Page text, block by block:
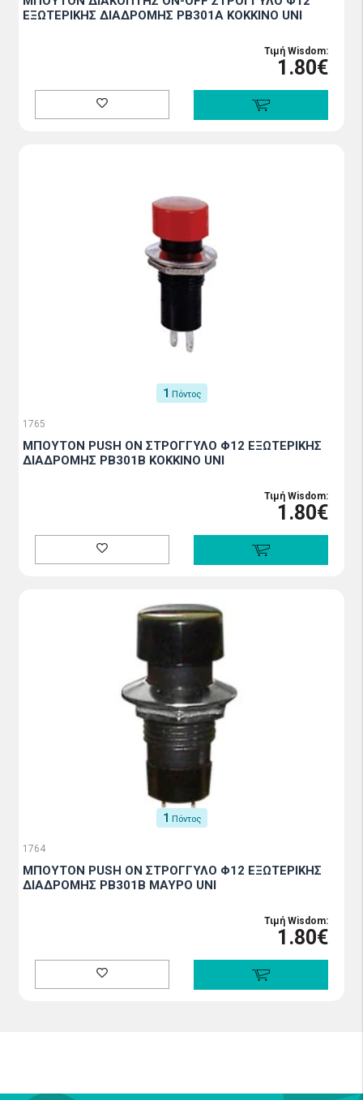
ΕΞΩΤΕΡΙΚΗΣ ΔΙΑΔΡΟΜΗΣ PB301A ΚΟΚΚΙΝΟ UNI
Τιμή Wisdom:
1.80€
1 Πόντος
1765
ΜΠΟΥΤΟΝ PUSH ON ΣΤΡΟΓΓΥΛΟ Φ12 ΕΞΩΤΕΡΙΚΗΣ
ΔΙΑΔΡΟΜΗΣ PB301B ΚΟΚΚΙΝΟ UNI
Τιμή Wisdom:
1.80€
1 Πόντος
1764
ΜΠΟΥΤΟΝ PUSH ON ΣΤΡΟΓΓΥΛΟ Φ12 ΕΞΩΤΕΡΙΚΗΣ
ΔΙΑΔΡΟΜΗΣ PB301B ΜΑΥΡΟ UNI
Τιμή Wisdom:
1.80€